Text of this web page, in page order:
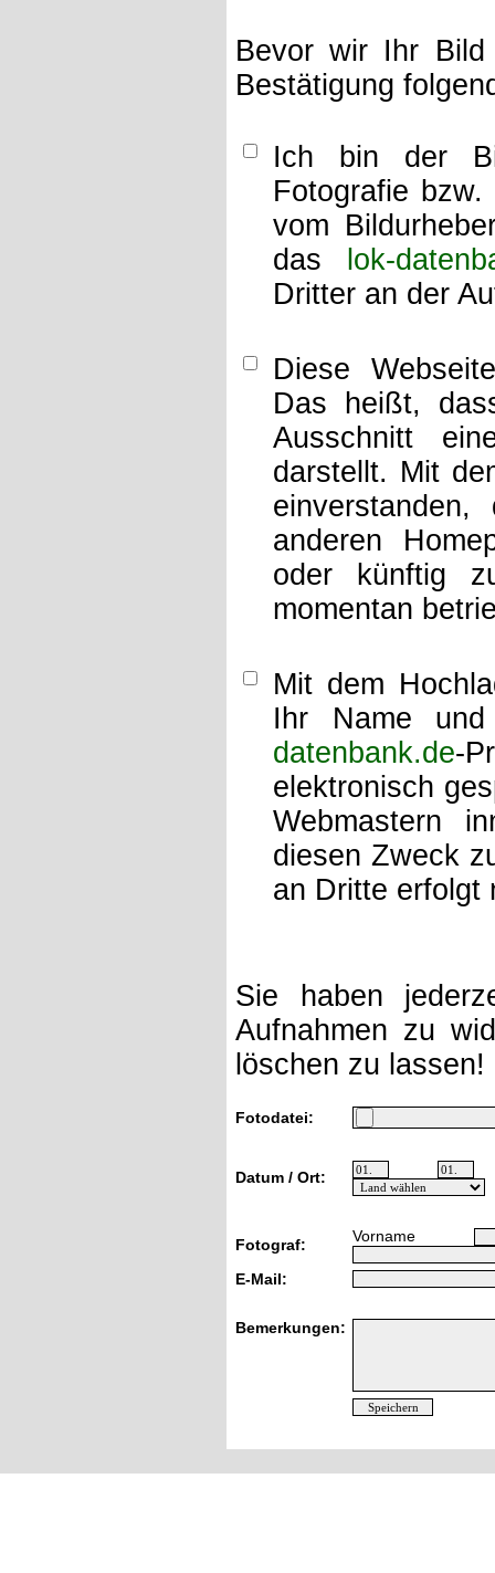
Bevor wir Ihr
Bestätigung
Ich bin der
Fotografie
vom
das
lok-
Dritter an der
Diese
Das heißt,
Ausschnitt
darstellt. Mit
anderen
oder künftig
momentan
Mit dem
Ihr Name
datenbank.de-
elektronisch
Webmastern
diesen Zweck
an Dritte erfolgt
Sie haben
Aufnahmen zu
löschen zu
Fotodatei:
Datum / Ort:
Fotograf: Vorname
E-Mail:
Bemerkungen: